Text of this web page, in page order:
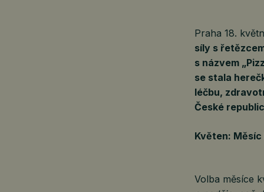
Praha 18.
síly s
s názvem
se stala
léčbu,
České
Květen:
Volba měsíce